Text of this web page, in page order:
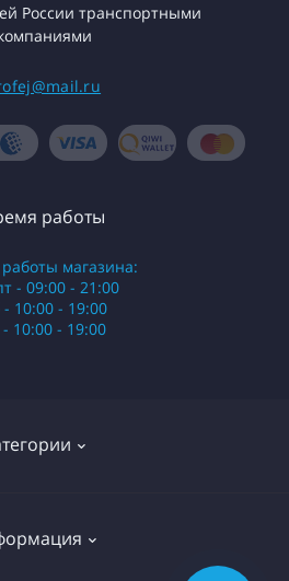
России транспортными
работы
магазина:
- 09:00 - 21:00
- 10:00 - 19:00
- 10:00 - 19:00